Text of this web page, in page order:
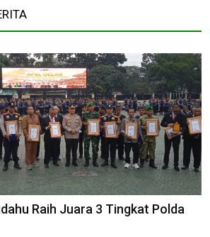
Raih Juara 3 Tingkat Polda